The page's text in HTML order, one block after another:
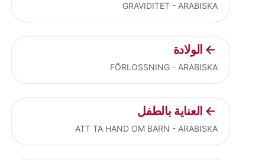
GRAVIDITET - ARABISKA
الولادة
FÖRLOSSNING - ARABISKA
العناية بالطفل
ATT TA HAND OM BARN - ARABISKA